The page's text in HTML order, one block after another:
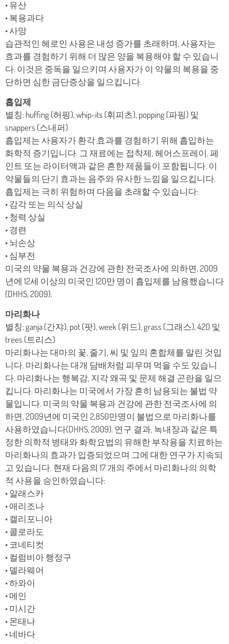
• 유산
• 복용과다
• 사망
습관적인 헤로인 사용은 내성 증가를 초래하며, 사용자는
효과를 경험하기 위해 더 많은 양을 복용해야 할 수 있습니
다. 이것은 중독을 일으키며 사용자가 이 약물의 복용을 중
단하면 심한 금단증상을 일으킵니다.
흡입제
별칭: huffing (허핑), whip-its (휘피츠), popping (파핑) 및
snappers (스내퍼)
흡입제는 사용자가 환각 효과를 경험하기 위해 흡입하는
화학적 증기입니다. 그 재료에는 접착제, 헤어스프레이, 페
인트 또는 라이터액과 같은 흔한 제품들이 포함됩니다. 이
약물들의 단기 효과는 음주와 유사한 느낌을 일으킵니다.
흡입제는 극히 위험하며 다음을 초래할 수 있습니다:
• 감각 또는 의식 상실
• 청력 상실
• 경련
• 뇌손상
• 심부전
미국의 약물 복용과 건강에 관한 전국조사에 의하면, 2009
년에 12세 이상의 미국인 120만 명이 흡입제를 남용했습니다
(DHHS, 2009).
마리화나
별칭: ganja (간쟈), pot (팟), week (위드), grass (그래스), 420 및
trees (트리스)
마리화나는 대마의 꽃, 줄기, 씨 및 잎의 혼합체를 말린 것입
니다. 마리화나는 대개 담배처럼 피우며 먹을 수도 있습니
다. 마리화나는 행복감, 지각 왜곡 및 문제 해결 곤란을 일으
킵니다. 마리화나는 미국에서 가장 흔히 남용되는 불법 약
물입니다. 미국의 약물 복용과 건강에 관한 전국조사에 의
하면, 2009년에 미국인 2,850만명이 불법으로 마리화나를
사용하였습니다(DHHS, 2009). 연구 결과, 녹내장과 같은 특
정한 의학적 병태와 화학요법의 유해한 부작용을 치료하는
마리화나의 효과가 입증되었으며 그에 대한 연구가 지속되
고 있습니다. 현재 다음의 17 개의 주에서 마리화나의 의학
적 사용을 승인하였습니다:
• 알래스카
• 애리조나
• 캘리포니아
• 콜로라도
• 코네티컷
• 컬럼비아 행정구
• 델라웨어
• 하와이
• 메인
• 미시간
• 몬태나
• 네바다